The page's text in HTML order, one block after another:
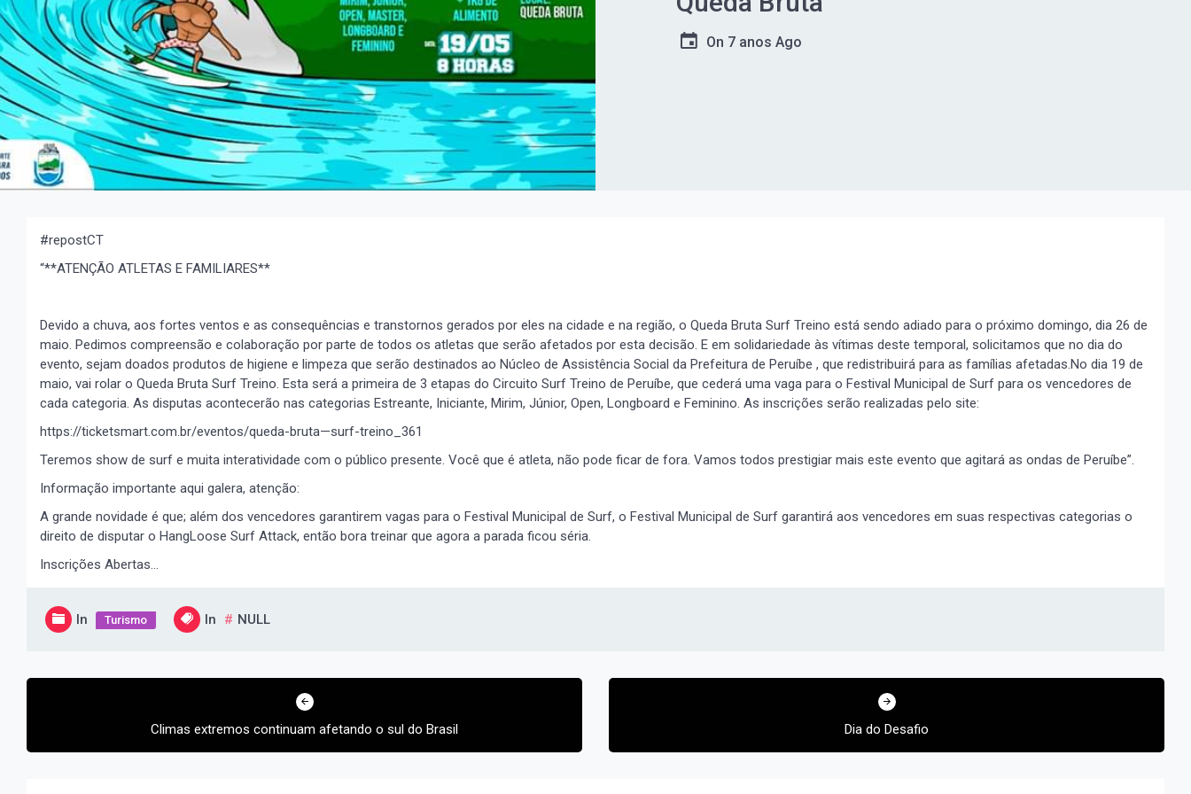
On 7 anos Ago
#repostCT
“**ATENÇÃO ATLETAS E FAMILIARES**
Devido a chuva, aos fortes ventos e as consequências e transtornos gerados por eles na cidade e na região, o Queda Bruta Surf Treino está sendo adiado para o próximo domingo, dia 26 de
maio. Pedimos compreensão e colaboração por parte de todos os atletas que serão afetados por esta decisão. E em solidariedade às vítimas deste temporal, solicitamos que no dia do
evento, sejam doados produtos de higiene e limpeza que serão destinados ao Núcleo de Assistência Social da Prefeitura de Peruíbe , que redistribuirá para as famílias afetadas.No dia 19 de
maio, vai rolar o Queda Bruta Surf Treino. Esta será a primeira de 3 etapas do Circuito Surf Treino de Peruíbe, que cederá uma vaga para o Festival Municipal de Surf para os vencedores de
cada categoria. As disputas acontecerão nas categorias Estreante, Iniciante, Mirim, Júnior, Open, Longboard e Feminino. As inscrições serão realizadas pelo site:
https://ticketsmart.com.br/eventos/queda-bruta—surf-treino_361
Teremos show de surf e muita interatividade com o público presente. Você que é atleta, não pode ficar de fora. Vamos todos prestigiar mais este evento que agitará as ondas de Peruíbe”.
Informação importante aqui galera, atenção:
A grande novidade é que; além dos vencedores garantirem vagas para o Festival Municipal de Surf, o Festival Municipal de Surf garantirá aos vencedores em suas respectivas categorias o
direito de disputar o HangLoose Surf Attack, então bora treinar que agora a parada ficou séria.
Inscrições Abertas…
In Turismo In NULL
Navegação
Post
Climas extremos continuam afetando o sul do Brasil Dia do Desafio